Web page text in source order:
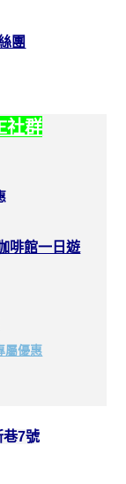
團
社群
啡館一日遊
屬優惠
巷7號